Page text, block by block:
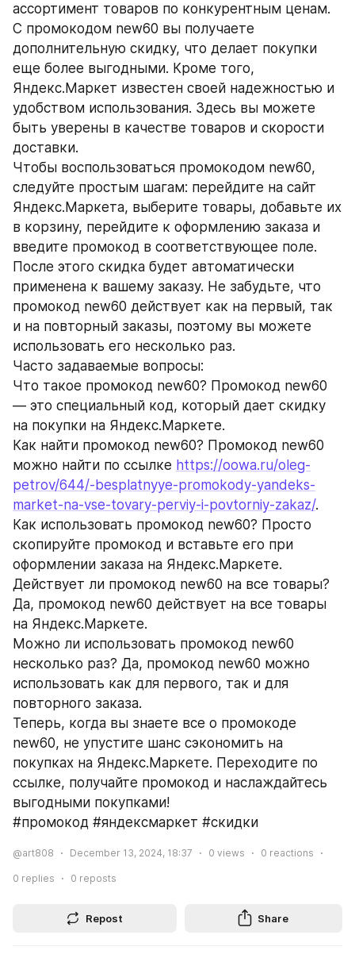
ассортимент товаров по конкурентным ценам.
С промокодом new60 вы получаете
дополнительную скидку, что делает покупки
еще более выгодными. Кроме того,
Яндекс.Маркет известен своей надежностью и
удобством использования. Здесь вы можете
быть уверены в качестве товаров и скорости
доставки.
Чтобы воспользоваться промокодом new60,
следуйте простым шагам: перейдите на сайт
Яндекс.Маркета, выберите товары, добавьте их
в корзину, перейдите к оформлению заказа и
введите промокод в соответствующее поле.
После этого скидка будет автоматически
применена к вашему заказу. Не забудьте, что
промокод new60 действует как на первый, так
и на повторный заказы, поэтому вы можете
использовать его несколько раз.
Часто задаваемые вопросы:
Что такое промокод new60? Промокод new60
— это специальный код, который дает скидку
на покупки на Яндекс.Маркете.
Как найти промокод new60? Промокод new60
можно найти по ссылке https://oowa.ru/oleg-
petrov/644/-besplatnyye-promokody-yandeks-
market-na-vse-tovary-perviy-i-povtorniy-zakaz/.
Как использовать промокод new60? Просто
скопируйте промокод и вставьте его при
оформлении заказа на Яндекс.Маркете.
Действует ли промокод new60 на все товары?
Да, промокод new60 действует на все товары
на Яндекс.Маркете.
Можно ли использовать промокод new60
несколько раз? Да, промокод new60 можно
использовать как для первого, так и для
повторного заказа.
Теперь, когда вы знаете все о промокоде
new60, не упустите шанс сэкономить на
покупках на Яндекс.Маркете. Переходите по
ссылке, получайте промокод и наслаждайтесь
выгодными покупками!
#промокод #яндексмаркет #скидки
@art808 December 13, 2024, 18:37 0 views 0 reactions
0 replies 0 reposts
Repost Share